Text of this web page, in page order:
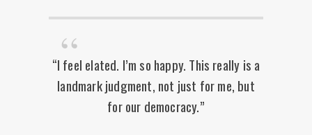
“I feel elated. I’m so happy. This really is a
landmark judgment, not just for me, but
for our democracy.”